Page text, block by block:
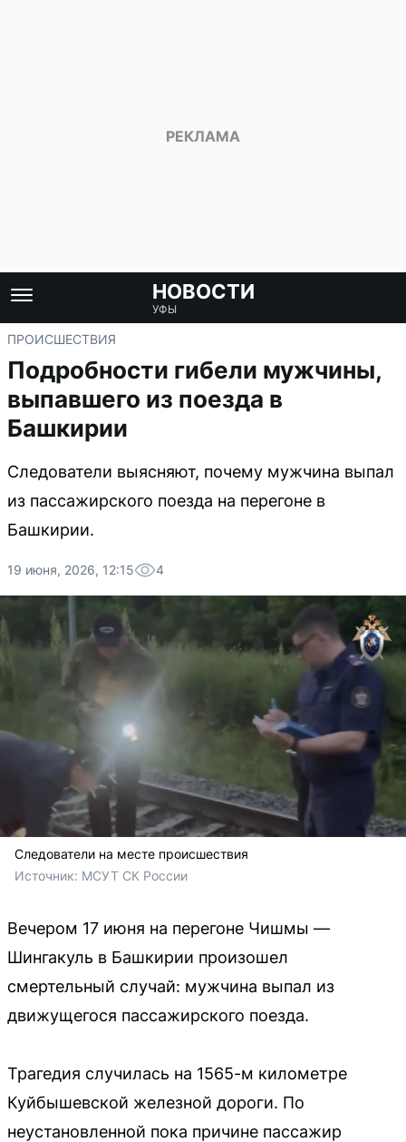
НОВОСТИ
УФЫ
ПРОИСШЕСТВИЯ
Подробности гибели мужчины,
выпавшего из поезда в
Башкирии
Следователи выясняют, почему мужчина выпал
из пассажирского поезда на перегоне в
Башкирии.
19 июня, 2026, 12:15 4
Следователи на месте происшествия
Источник: МСУТ СК России
Вечером 17 июня на перегоне Чишмы —
Шингакуль в Башкирии произошел
смертельный случай: мужчина выпал из
движущегося пассажирского поезда.
Трагедия случилась на 1565-м километре
Куйбышевской железной дороги. По
неустановленной пока причине пассажир